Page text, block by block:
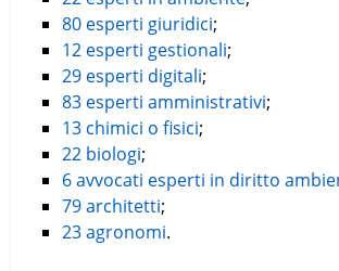
80 esperti giuridici;
12 esperti gestionali;
29 esperti digitali;
83 esperti amministrativi;
13 chimici o fisici;
22 biologi;
6 avvocati esperti in diritto
79 architetti;
23 agronomi.